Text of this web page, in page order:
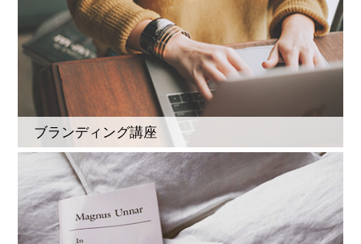
ブランディング講座